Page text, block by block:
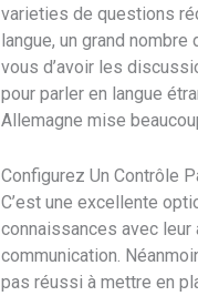
varieties de questions
langue, un grand
vous d’avoir les
pour parler en langue
Allemagne mise
Configurez Un Contrôle
C’est une excellente
connaissances avec leur
communication.
pas réussi à mettre en